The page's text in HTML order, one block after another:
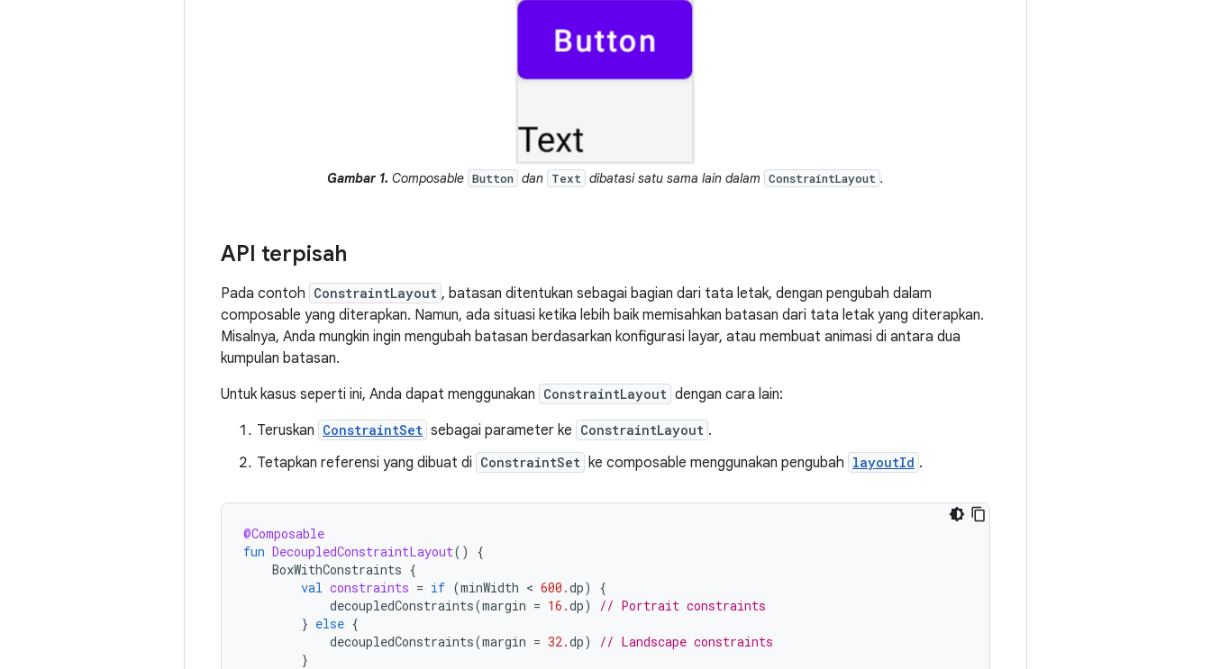
Gambar 1. Composable Button dan Text dibatasi satu sama lain dalam ConstraintLayout .
API terpisah
Pada contoh ConstraintLayout , batasan ditentukan sebagai bagian dari tata letak, dengan pengubah dalam
composable yang diterapkan. Namun, ada situasi ketika lebih baik memisahkan batasan dari tata letak yang diterapkan.
Misalnya, Anda mungkin ingin mengubah batasan berdasarkan konfigurasi layar, atau membuat animasi di antara dua
kumpulan batasan.
Untuk kasus seperti ini, Anda dapat menggunakan ConstraintLayout dengan cara lain:
Teruskan ConstraintSet sebagai parameter ke ConstraintLayout .
Tetapkan referensi yang dibuat di ConstraintSet ke composable menggunakan pengubah layoutId .
@Composable
fun DecoupledConstraintLayout()
{
BoxWithConstraints {
val constraints = if (minWidth < 600.dp)
{
decoupledConstraints(margin = 16.dp)
// Portrait constraints
} else {
decoupledConstraints(margin = 32.dp)
// Landscape constraints
}